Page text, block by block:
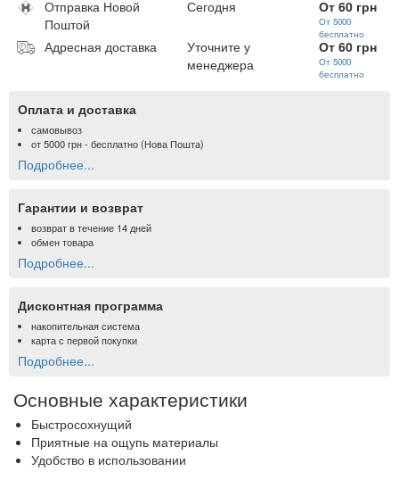
Отправка Новой
Поштой
Сегодня От 60 грн
От 5000
бесплатно
Адресная доставка
Уточните у
менеджера
От 60 грн
От 5000
бесплатно
Оплата и доставка
самовывоз
от5000 грн- бесплатно (Нова Пошта)
Подробнее...
Гарантии и возврат
возврат в течение 14 дней
обмен товара
Подробнее...
Дисконтная программа
накопительная система
карта с первой покупки
Подробнее...
Основные характеристики
Быстросохнущий
Приятные на ощупь материалы
Удобство в использовании